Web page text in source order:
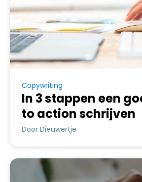
Copywriting
In 3 stappen een
to action schrijven
Door Dieuwertje